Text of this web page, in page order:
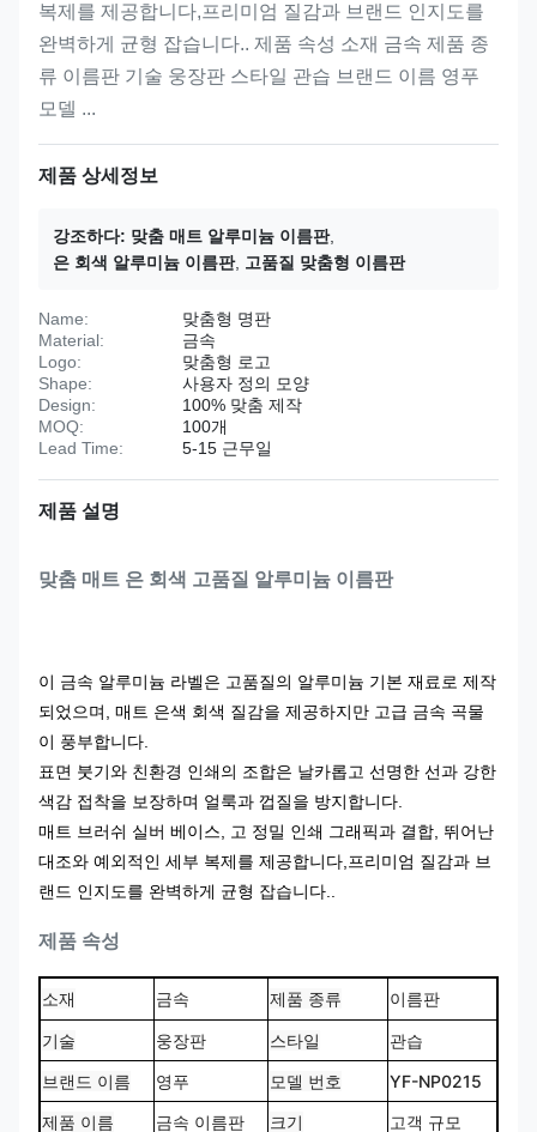
복제를 제공합니다,프리미엄 질감과 브랜드 인지도를
완벽하게 균형 잡습니다.. 제품 속성 소재 금속 제품 종
류 이름판 기술 웅장판 스타일 관습 브랜드 이름 영푸
모델 ...
제품 상세정보
강조하다: 맞춤 매트 알루미늄 이름판,
은 회색 알루미늄 이름판, 고품질 맞춤형 이름판
Name:
맞춤형 명판
Material:
금속
Logo:
맞춤형 로고
Shape:
사용자 정의 모양
Design:
100% 맞춤 제작
MOQ:
100개
Lead Time:
5-15 근무일
제품 설명
맞춤 매트 은 회색 고품질 알루미늄 이름판
이 금속 알루미늄 라벨은 고품질의 알루미늄 기본 재료로 제작
되었으며, 매트 은색 회색 질감을 제공하지만 고급 금속 곡물
이 풍부합니다.
표면 붓기와 친환경 인쇄의 조합은 날카롭고 선명한 선과 강한
색감 접착을 보장하며 얼룩과 껍질을 방지합니다.
매트 브러쉬 실버 베이스, 고 정밀 인쇄 그래픽과 결합, 뛰어난
대조와 예외적인 세부 복제를 제공합니다,프리미엄 질감과 브
랜드 인지도를 완벽하게 균형 잡습니다..
제품 속성
소재 금속 제품 종류 이름판
기술 웅장판 스타일
관습
브랜드 이름
영푸 모델 번호
YF-NP0215
제품 이름
금속 이름판 크기 고객 규모